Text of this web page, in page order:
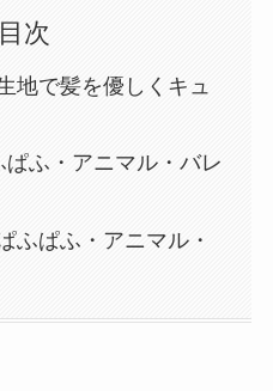
目次
地で髪を優しくキュ
ふ・アニマル・バレ
ふぱふ・アニマル・